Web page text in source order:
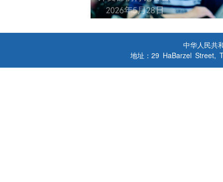
中华人民共
地址：29 HaBarzel Street,